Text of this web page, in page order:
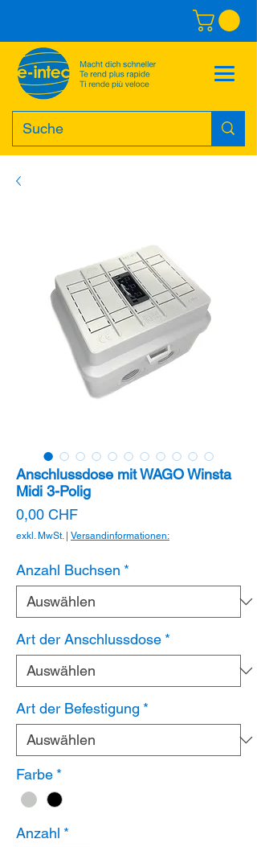
Anschlussdose mit WAGO Winsta
Midi 3-Polig
0,00 CHFPreis
exkl. MwSt. | Versandinformationen:
Anzahl Buchsen *
Art der Anschlussdose *
Art der Befestigung *
Farbe *
Anzahl *